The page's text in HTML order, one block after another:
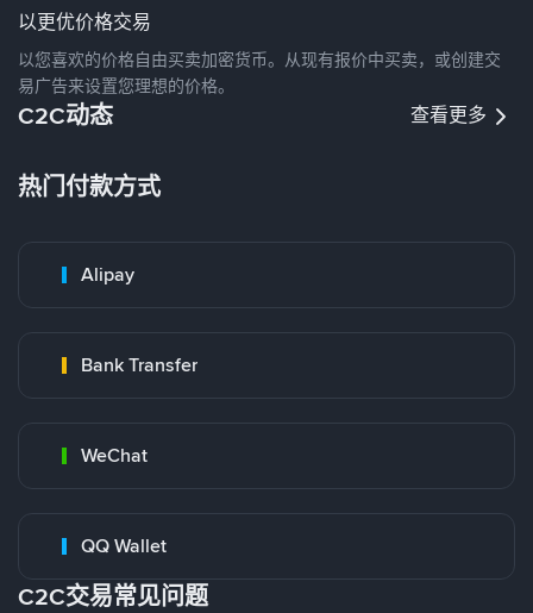
以更优价格交易
以您喜欢的价格自由买卖加密货币。从现有报价中买卖，或创建交
易广告来设置您理想的价格。
C2C动态 查看更多
热门付款方式
Alipay
Bank Transfer
WeChat
QQ Wallet
C2C交易常见问题